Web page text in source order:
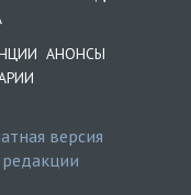
АНОНСЫ
версия